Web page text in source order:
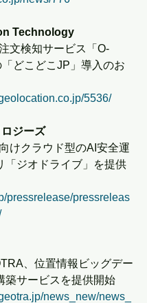
Technology
文検知サービス「O-
どこどこJP」導入のお
5536/
ジーズ
けクラウド型のAI安全運
「ジオドライブ」を提供
pressrelease/pressreleas
、位置情報ビッグデー
築サービスを提供開始
news_new/news_